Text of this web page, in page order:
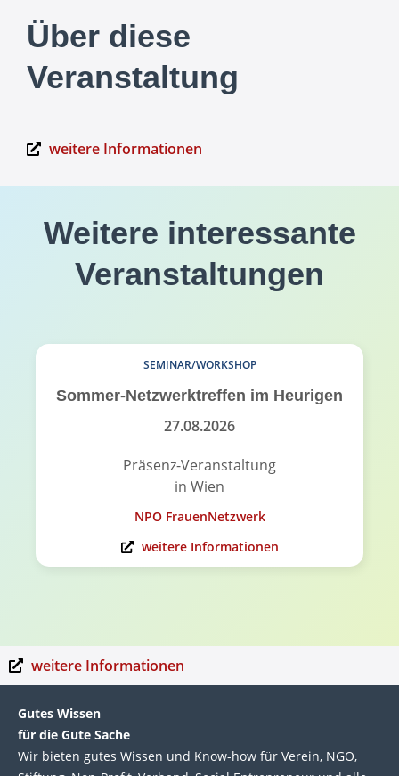
Über diese
Veranstaltung
weitere Informationen
Weitere interessante
Veranstaltungen
SEMINAR/WORKSHOP
Sommer-Netzwerktreffen im Heurigen
27.08.2026
Präsenz-Veranstaltung
in Wien
NPO FrauenNetzwerk
weitere Informationen
weitere Informationen
Gutes Wissen
für die Gute Sache
Wir bie­ten gutes Wis­sen und Know-how für Ver­ein, NGO,